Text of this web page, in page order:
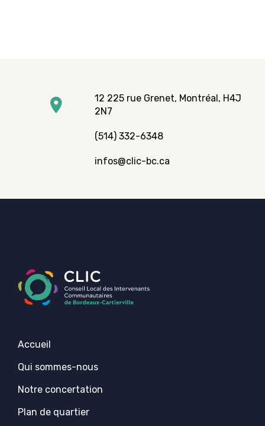
12 225 rue Grenet, Montréal, H4J
2N7
(514) 332-6348
infos@clic-bc.ca
Accueil
Qui sommes-nous
Notre concertation
Plan de quartier